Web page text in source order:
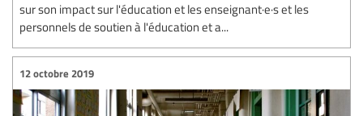
sur son impact sur l'éducation et les enseignant·e·s et les
personnels de soutien à l'éducation et a...
12 octobre 2019